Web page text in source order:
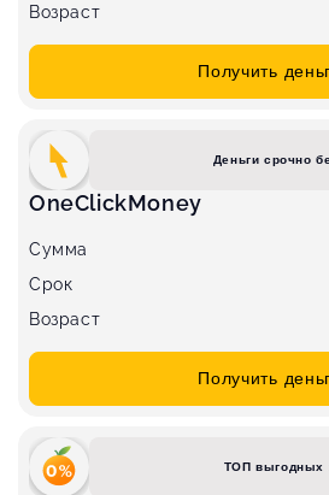
Возраст
Получить
Деньги срочно
OneClickMoney
Сумма
Срок
Возраст
Получить
ТОП выгодных